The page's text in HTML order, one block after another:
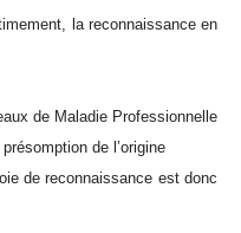
la reconnaissance en
de Maladie Professionnelle
de l’origine
de reconnaissance est donc